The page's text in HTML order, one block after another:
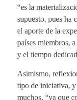
“es la
supuesto, pues ha
el aporte de la
países miembros,
y el tiempo
Asimismo,
tipo de iniciativa, y
muchos, “ya que